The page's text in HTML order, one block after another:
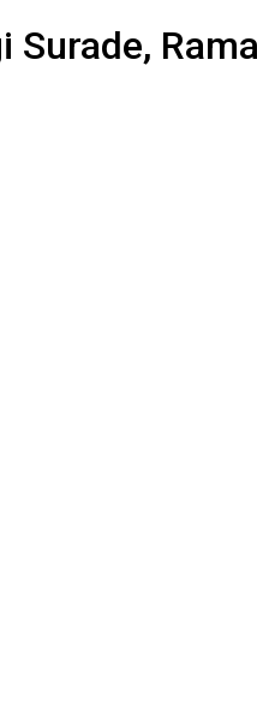
Surade,